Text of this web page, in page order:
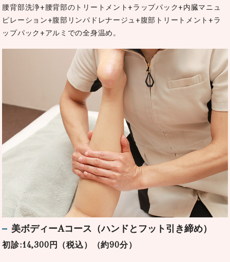
腰背部洗浄+腰背部のトリートメント+ラップパック+内臓マニュ
ピレーション+腹部リンパドレナージュ+腹部トリートメント+ラ
ップパック+アルミでの全身温め。
美ボディーAコース（ハンドとフット引き締め）
初診:14,300円（税込）（約90分）